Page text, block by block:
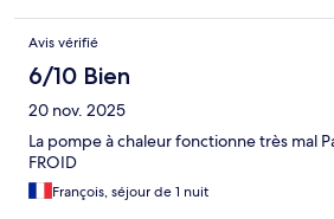
Avis vérifié
6/10 Bien
20 nov. 2025
La pompe à chaleur fonctionne très mal
FROID
François, séjour de 1 nuit